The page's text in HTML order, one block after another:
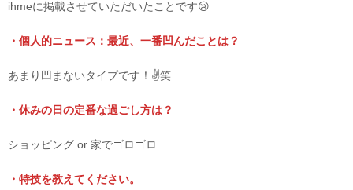
ihmeに掲載させていただいたことです😢
・個人的ニュース：最近、一番凹んだことは？
あまり凹まないタイプです！✌️笑
・休みの日の定番な過ごし方は？
ショッピング or 家でゴロゴロ
・特技を教えてください。